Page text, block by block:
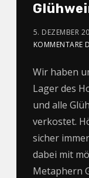
5. DEZEMBER
KOMMENTARE
Wir haben
Lager des
und alle
verkostet.
sicher
dabei mit
Metaphern